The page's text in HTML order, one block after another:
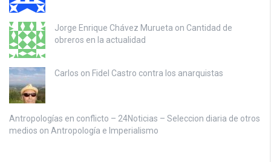
Jorge Enrique Chávez Murueta on Cantidad de
obreros en la actualidad
Carlos on Fidel Castro contra los anarquistas
Antropologías en conflicto – 24Noticias – Seleccion diaria de otros
medios on Antropología e Imperialismo